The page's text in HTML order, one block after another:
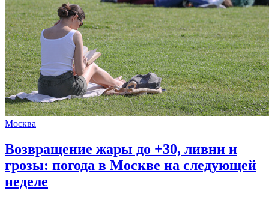
Москва
Возвращение жары до +30, ливни и
грозы: погода в Москве на следующей
неделе